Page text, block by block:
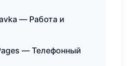
— Работа и
— Телефонный